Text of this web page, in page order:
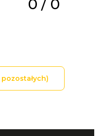
0 / 0
pozostałych)